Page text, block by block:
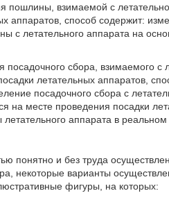
пошлины, взимаемой с
аппаратов, способ содержит:
летательного аппарата на
сбора, взимаемого с
летательных аппаратов,
посадочного сбора с
на месте проведения посадки
аппарата в реальном
понятно и без труда
некоторые варианты
фигуры, на которых: